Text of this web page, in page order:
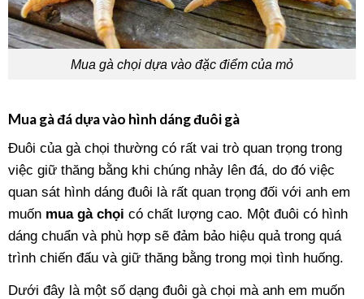
Mua gà chọi dựa vào đặc điểm của mỏ
Mua gà đá dựa vào hình dáng đuôi gà
Đuôi của gà chọi thường có rất vai trò quan trọng trong
việc giữ thăng bằng khi chúng nhảy lên đá, do đó việc
quan sát hình dáng đuôi là rất quan trọng đối với anh em
muốn mua gà chọi có chất lượng cao. Một đuôi có hình
dáng chuẩn và phù hợp sẽ đảm bảo hiệu quả trong quá
trình chiến đấu và giữ thăng bằng trong mọi tình huống.
Dưới đây là một số dạng đuôi gà chọi mà anh em muốn